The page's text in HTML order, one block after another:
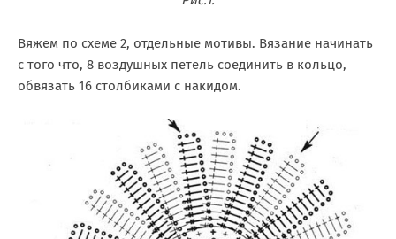
Вяжем по схеме 2, отдельные мотивы. Вязание начинать
с того что, 8 воздушных петель соединить в кольцо,
обвязать 16 столбиками с накидом.